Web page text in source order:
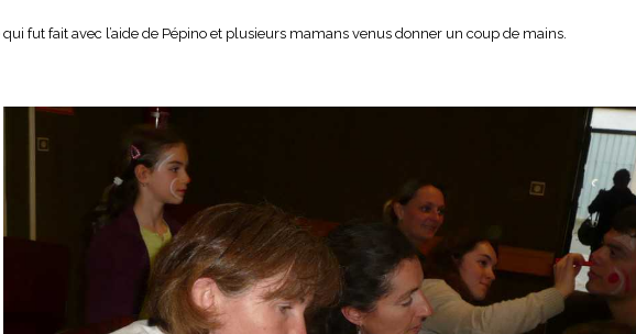
fut fait avec l’aide de Pépino et plusieurs mamans venus donner un coup de mains.